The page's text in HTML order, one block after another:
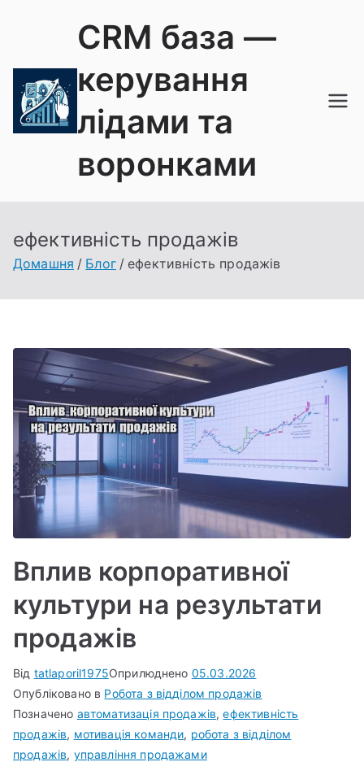
CRM база —
керування
лідами та
воронками
ефективність продажів
Домашня Блог ефективність продажів
Вплив корпоративної
культури на результати
продажів
Від tatlaporil1975Оприлюднено 05.03.2026
Опубліковано в Робота з відділом продажів
Позначено автоматизація продажів,ефективність
продажів, мотивація команди, робота з відділом
продажів, управління продажами